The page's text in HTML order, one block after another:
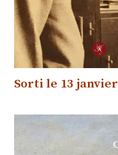
Sorti le 13 janvier